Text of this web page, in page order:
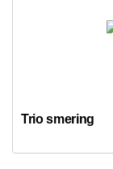
Trio smering